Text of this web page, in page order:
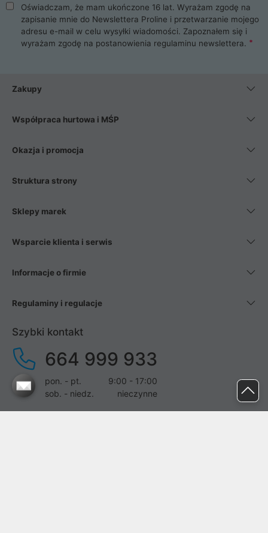
Oświadczam, że mam ukończone 16 lat. Wyrażam zgodę na
zapisanie mnie do Newslettera Proline i przetwarzanie mojego
adresu e-mail w celu wysyłki wiadomości. Zapoznałem się i
wyrażam zgodę na postanowienia regulaminu newslettera.
Zakupy
Współpraca hurtowa i MŚP
Okazja i promocja
Struktura strony
Sklepy marek
Wsparcie klienta i serwis
Informacje o firmie
Regulaminy i regulacje
Szybki kontakt
664 999 933
pon. - pt.
9:00 - 17:00
sob. - niedz.
nieczynne